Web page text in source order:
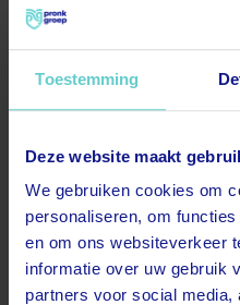
Toestemming
Deze website maakt
We gebruiken cookies om
personaliseren, om
en om ons websiteverkeer
informatie over uw gebruik
partners voor social